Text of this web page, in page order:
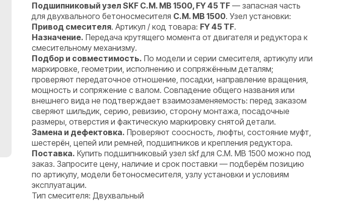
Подшипниковый узел SKF C.M. MB 1500, FY 45 TF — запасная часть
для двухвального бетоносмесителя C.M. MB 1500. Узел установки:
Привод смесителя. Артикул / код товара: FY 45 TF.
Назначение. Передача крутящего момента от двигателя и редуктора к
смесительному механизму.
Подбор и совместимость. По модели и серии смесителя, артикулу или
маркировке, геометрии, исполнению и сопряжённым деталям;
проверяют передаточное отношение, посадки, направление вращения,
мощность и сопряжение с валом. Совпадение общего названия или
внешнего вида не подтверждает взаимозаменяемость: перед заказом
сверяют шильдик, серию, ревизию, сторону монтажа, посадочные
размеры, отверстия и фактическую маркировку снятой детали.
Замена и дефектовка. Проверяют соосность, люфты, состояние муфт,
шестерён, цепей или ремней, подшипников и крепления редуктора.
Поставка. Купить подшипниковый узел skf для C.M. MB 1500 можно под
заказ. Запросите цену, наличие и срок поставки — подберём позицию
по артикулу, модели бетоносмесителя, узлу установки и условиям
эксплуатации.
Тип смесителя: Двухвальный